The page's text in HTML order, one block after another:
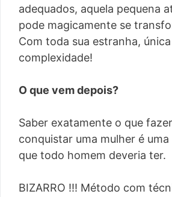
adequados, aquela pequena
pode magicamente se
Com toda sua estranha,
complexidade!
O que vem depois?
Saber exatamente o que
conquistar uma mulher é
que todo homem deveria ter.
BIZARRO !!! Método com